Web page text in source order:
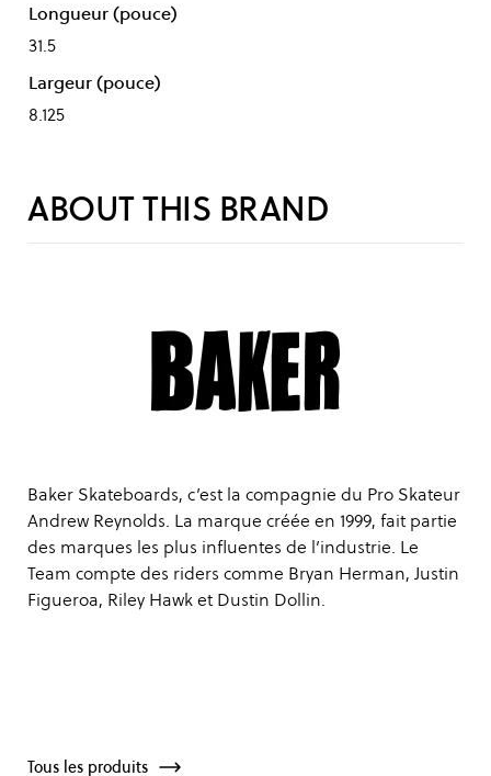
Longueur (pouce)
31.5
Largeur (pouce)
8.125
ABOUT THIS BRAND
Baker Skateboards, c’est la compagnie du Pro Skateur
Andrew Reynolds. La marque créée en 1999, fait partie
des marques les plus influentes de l’industrie. Le
Team compte des riders comme Bryan Herman, Justin
Figueroa, Riley Hawk et Dustin Dollin.
Tous les produits